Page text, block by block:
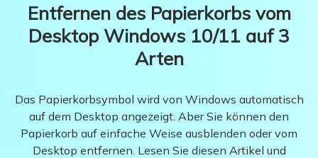
Entfernen des Papierkorbs vom
Desktop Windows 10/11 auf 3
Arten
Das Papierkorbsymbol wird von Windows automatisch
auf dem Desktop angezeigt. Aber Sie können den
Papierkorb auf einfache Weise ausblenden oder vom
Desktop entfernen. Lesen Sie diesen Artikel und